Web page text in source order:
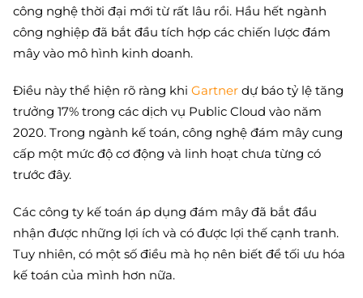
công nghệ thời đại mới từ rất lâu rồi. Hầu hết ngành
công nghiệp đã bắt đầu tích hợp các chiến lược đám
mây vào mô hình kinh doanh.
Điều này thể hiện rõ ràng khiGartnerdự báo tỷ lệ tăng
trưởng 17% trong các dịch vụ Public Cloud vào năm
2020. Trong ngành kế toán, công nghệ đám mây cung
cấp một mức độ cơ động và linh hoạt chưa từng có
trước đây.
Các công ty kế toán áp dụng đám mây đã bắt đầu
nhận được những lợi ích và có được lợi thế cạnh tranh.
Tuy nhiên, có một số điều mà họ nên biết để tối ưu hóa
kế toán của mình hơn nữa.